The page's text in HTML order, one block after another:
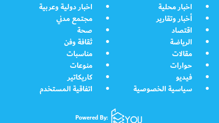
اخبار محلية
اخبار دولية وعربية
أخبار وتقارير
مجتمع مدني
اقتصاد
صحة
الرياضة
ثقافة وفن
مقالات
مناسبات
حوارات
منوعات
فيديو
كاريكاتير
سياسية الخصوصية
اتفاقية المستخدم
Powered By: